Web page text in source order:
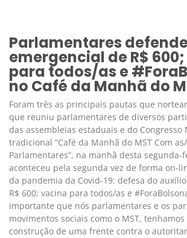
Parlamentares
emergencial de R$
para todos/as e
no Café da Manhã do
Foram três as principais pautas que
que reuniu parlamentares de diversos
das assembleias estaduais e do Congresso
tradicional “Café da Manhã do MST Com
Parlamentares”, na manhã desta segunda-
aconteceu pela segunda vez de forma on-
da pandemia da Covid-19: defesa do
R$ 600; vacina para todos/as e
importante que nós parlamentares e os
movimentos sociais como o MST,
construção de uma frente contra o